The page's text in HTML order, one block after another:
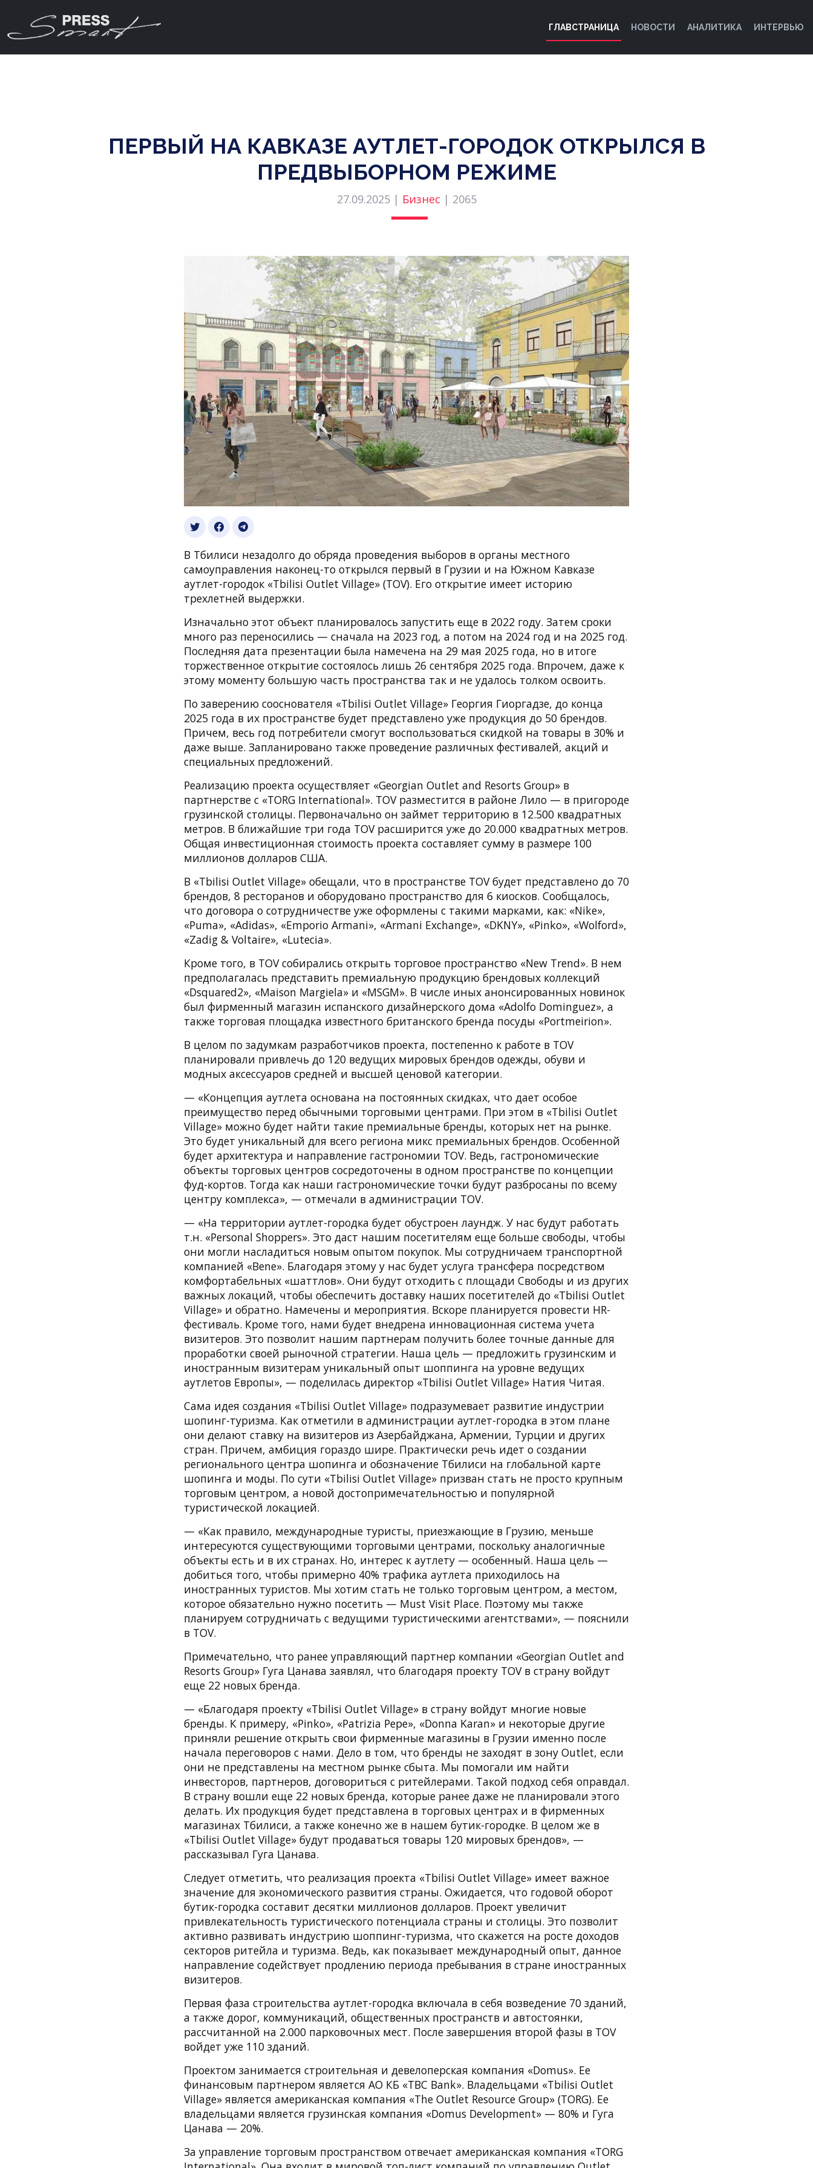
ГЛАВСТРАНИЦА НОВОСТИ АНАЛИТИКА ИНТЕРВЬЮ
ПЕРВЫЙ НА КАВКАЗЕ АУТЛЕТ-ГОРОДОК ОТКРЫЛСЯ В
ПРЕДВЫБОРНОМ РЕЖИМЕ
27.09.2025 | Бизнес | 2065
В Тбилиси незадолго до обряда проведения выборов в органы местного
самоуправления наконец-то открылся первый в Грузии и на Южном Кавказе
аутлет-городок «Tbilisi Outlet Village» (TOV). Его открытие имеет историю
трехлетней выдержки.
Изначально этот объект планировалось запустить еще в 2022 году. Затем сроки
много раз переносились — сначала на 2023 год, а потом на 2024 год и на 2025 год.
Последняя дата презентации была намечена на 29 мая 2025 года, но в итоге
торжественное открытие состоялось лишь 26 сентября 2025 года. Впрочем, даже к
этому моменту большую часть пространства так и не удалось толком освоить.
По заверению сооснователя «Tbilisi Outlet Village» Георгия Гиоргадзе, до конца
2025 года в их пространстве будет представлено уже продукция до 50 брендов.
Причем, весь год потребители смогут воспользоваться скидкой на товары в 30% и
даже выше. Запланировано также проведение различных фестивалей, акций и
специальных предложений.
Реализацию проекта осуществляет «Georgian Outlet and Resorts Group» в
партнерстве с «TORG International». TOV разместится в районе Лило — в пригороде
грузинской столицы. Первоначально он займет территорию в 12.500 квадратных
метров. В ближайшие три года TOV расширится уже до 20.000 квадратных метров.
Общая инвестиционная стоимость проекта составляет сумму в размере 100
миллионов долларов США.
В «Tbilisi Outlet Village» обещали, что в пространстве TOV будет представлено до 70
брендов, 8 ресторанов и оборудовано пространство для 6 киосков. Сообщалось,
что договора о сотрудничестве уже оформлены с такими марками, как: «Nike»,
«Puma», «Adidas», «Emporio Armani», «Armani Exchange», «DKNY», «Pinko», «Wolford»,
«Zadig & Voltaire», «Lutecia».
Кроме того, в TOV собирались открыть торговое пространство «New Trend». В нем
предполагалась представить премиальную продукцию брендовых коллекций
«Dsquared2», «Maison Margiela» и «MSGM». В числе иных анонсированных новинок
был фирменный магазин испанского дизайнерского дома «Adolfo Dominguez», а
также торговая площадка известного британского бренда посуды «Portmeirion».
В целом по задумкам разработчиков проекта, постепенно к работе в TOV
планировали привлечь до 120 ведущих мировых брендов одежды, обуви и
модных аксессуаров средней и высшей ценовой категории.
— «Концепция аутлета основана на постоянных скидках, что дает особое
преимущество перед обычными торговыми центрами. При этом в «Tbilisi Outlet
Village» можно будет найти такие премиальные бренды, которых нет на рынке.
Это будет уникальный для всего региона микс премиальных брендов. Особенной
будет архитектура и направление гастрономии TOV. Ведь, гастрономические
объекты торговых центров сосредоточены в одном пространстве по концепции
фуд-кортов. Тогда как наши гастрономические точки будут разбросаны по всему
центру комплекса», — отмечали в администрации TOV.
— «На территории аутлет-городка будет обустроен лаундж. У нас будут работать
т.н. «Personal Shoppers». Это даст нашим посетителям еще больше свободы, чтобы
они могли насладиться новым опытом покупок. Мы сотрудничаем транспортной
компанией «Bene». Благодаря этому у нас будет услуга трансфера посредством
комфортабельных «шаттлов». Они будут отходить с площади Свободы и из других
важных локаций, чтобы обеспечить доставку наших посетителей до «Tbilisi Outlet
Village» и обратно. Намечены и мероприятия. Вскоре планируется провести HR-
фестиваль. Кроме того, нами будет внедрена инновационная система учета
визитеров. Это позволит нашим партнерам получить более точные данные для
проработки своей рыночной стратегии. Наша цель — предложить грузинским и
иностранным визитерам уникальный опыт шоппинга на уровне ведущих
аутлетов Европы», — поделилась директор «Tbilisi Outlet Village» Натия Читая.
Сама идея создания «Tbilisi Outlet Village» подразумевает развитие индустрии
шопинг-туризма. Как отметили в администрации аутлет-городка в этом плане
они делают ставку на визитеров из Азербайджана, Армении, Турции и других
стран. Причем, амбиция гораздо шире. Практически речь идет о создании
регионального центра шопинга и обозначение Тбилиси на глобальной карте
шопинга и моды. По сути «Tbilisi Outlet Village» призван стать не просто крупным
торговым центром, а новой достопримечательностью и популярной
туристической локацией.
— «Как правило, международные туристы, приезжающие в Грузию, меньше
интересуются существующими торговыми центрами, поскольку аналогичные
объекты есть и в их странах. Но, интерес к аутлету — особенный. Наша цель —
добиться того, чтобы примерно 40% трафика аутлета приходилось на
иностранных туристов. Мы хотим стать не только торговым центром, а местом,
которое обязательно нужно посетить — Must Visit Place. Поэтому мы также
планируем сотрудничать с ведущими туристическими агентствами», — пояснили
в TOV.
Примечательно, что ранее управляющий партнер компании «Georgian Outlet and
Resorts Group» Гуга Цанава заявлял, что благодаря проекту TOV в страну войдут
еще 22 новых бренда.
— «Благодаря проекту «Tbilisi Outlet Village» в страну войдут многие новые
бренды. К примеру, «Pinko», «Patrizia Pepe», «Donna Karan» и некоторые другие
приняли решение открыть свои фирменные магазины в Грузии именно после
начала переговоров с нами. Дело в том, что бренды не заходят в зону Outlet, если
они не представлены на местном рынке сбыта. Мы помогали им найти
инвесторов, партнеров, договориться с ритейлерами. Такой подход себя оправдал.
В страну вошли еще 22 новых бренда, которые ранее даже не планировали этого
делать. Их продукция будет представлена в торговых центрах и в фирменных
магазинах Тбилиси, а также конечно же в нашем бутик-городке. В целом же в
«Tbilisi Outlet Village» будут продаваться товары 120 мировых брендов», —
рассказывал Гуга Цанава.
Следует отметить, что реализация проекта «Tbilisi Outlet Village» имеет важное
значение для экономического развития страны. Ожидается, что годовой оборот
бутик-городка составит десятки миллионов долларов. Проект увеличит
привлекательность туристического потенциала страны и столицы. Это позволит
активно развивать индустрию шоппинг-туризма, что скажется на росте доходов
секторов ритейла и туризма. Ведь, как показывает международный опыт, данное
направление содействует продлению периода пребывания в стране иностранных
визитеров.
Первая фаза строительства аутлет-городка включала в себя возведение 70 зданий,
а также дорог, коммуникаций, общественных пространств и автостоянки,
рассчитанной на 2.000 парковочных мест. После завершения второй фазы в TOV
войдет уже 110 зданий.
Проектом занимается строительная и девелоперская компания «Domus». Ее
финансовым партнером является АО КБ «TBC Bank». Владельцами «Tbilisi Outlet
Village» является американская компания «The Outlet Resource Group» (TORG). Ее
владельцами является грузинская компания «Domus Development» — 80% и Гуга
Цанава — 20%.
За управление торговым пространством отвечает американская компания «TORG